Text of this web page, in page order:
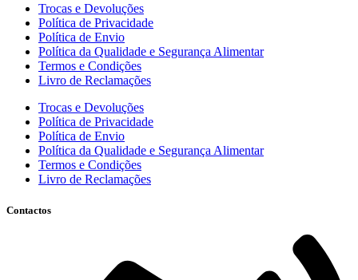
Trocas e Devoluções
Política de Privacidade
Política de Envio
Política da Qualidade e Segurança Alimentar
Termos e Condições
Livro de Reclamações
Trocas e Devoluções
Política de Privacidade
Política de Envio
Política da Qualidade e Segurança Alimentar
Termos e Condições
Livro de Reclamações
Contactos